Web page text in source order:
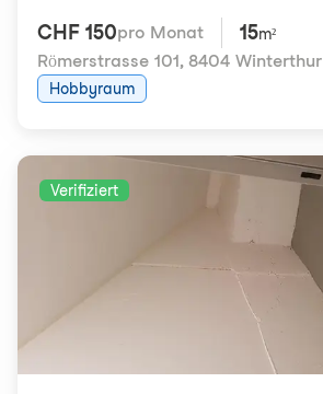
CHF 150pro Monat 15m²
Römerstrasse 101, 8404 Winterthur
Hobbyraum
Verifiziert